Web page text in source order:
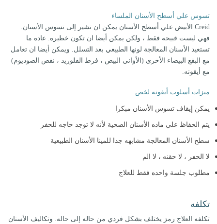
تسوس علي أسطح الأسنان الملساء
Creid الأبيض علي أسطح الأسنان يمكن ان تشير إلى تسوس الأسنان.
فهي ليست قبيحه فقط ، ولكن يمكن أيضا ان تكون خطيره. عاده ما
تستعيد الأسنان المعالجة لونها الطبيعي بعد التسلل. ويمكن أيضا ان تعامل
مع البقع البيضاء الأخرى (الأواني البيض ، فرط الفلوريد ، نقص الصوديوم)
مع أيقونه.
ميزات أسلوب أيقونه لخص
يمكن إيقاف تسوس الأسنان مبكرا
يتم الحفاظ علي ماده الأسنان الصحية لأنه لا توجد حاجه للحفر
سطح الأسنان المعالجة مشابهه جدا للمينا الأسنان الطبيعية
لا الحفر ، لا حقنه ، لا الم
مطلوب جلسة واحده فقط للعلاج
تكلفه
تكلفه العلاج رمز يختلف بشكل فردي من حاله إلى حاله. وتكاليف الأسنان